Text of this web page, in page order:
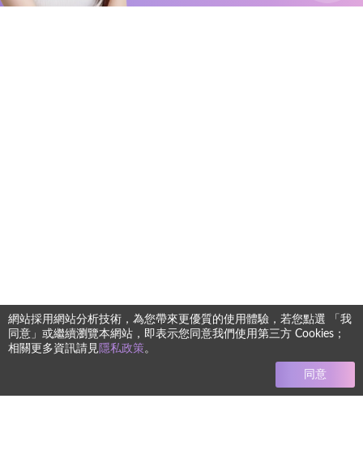
網站採用網站分析技術，為您帶來更優質的使用體驗，若您點選 「我
同意」或繼續瀏覽本網站，即表示您同意我們使用第三方 Cookies；
相關更多資訊請見 隱私政策。
同意